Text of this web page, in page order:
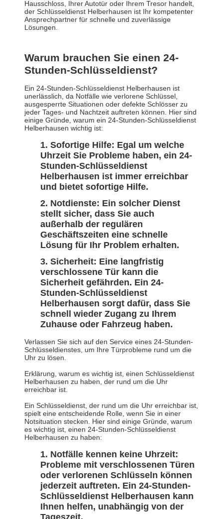
Hausschloss, Ihrer Autotür oder Ihrem Tresor handelt,
der Schlüsseldienst Helberhausen ist Ihr kompetenter
Ansprechpartner für schnelle und zuverlässige
Lösungen.
Warum brauchen Sie einen 24-
Stunden-Schlüsseldienst?
Ein 24-Stunden-Schlüsseldienst Helberhausen ist
unerlässlich, da Notfälle wie verlorene Schlüssel,
ausgesperrte Situationen oder defekte Schlösser zu
jeder Tages- und Nachtzeit auftreten können. Hier sind
einige Gründe, warum ein 24-Stunden-Schlüsseldienst
Helberhausen wichtig ist:
Sofortige Hilfe: Egal um welche
Uhrzeit Sie Probleme haben, ein 24-
Stunden-Schlüsseldienst
Helberhausen ist immer erreichbar
und bietet sofortige Hilfe.
Notdienste: Ein solcher Dienst
stellt sicher, dass Sie auch
außerhalb der regulären
Geschäftszeiten eine schnelle
Lösung für Ihr Problem erhalten.
Sicherheit: Eine langfristig
verschlossene Tür kann die
Sicherheit gefährden. Ein 24-
Stunden-Schlüsseldienst
Helberhausen sorgt dafür, dass Sie
schnell wieder Zugang zu Ihrem
Zuhause oder Fahrzeug haben.
Verlassen Sie sich auf den Service eines 24-Stunden-
Schlüsseldienstes, um Ihre Türprobleme rund um die
Uhr zu lösen.
Erklärung, warum es wichtig ist, einen Schlüsseldienst
Helberhausen zu haben, der rund um die Uhr
erreichbar ist.
Ein Schlüsseldienst, der rund um die Uhr erreichbar ist,
spielt eine entscheidende Rolle, wenn Sie in einer
Notsituation stecken. Hier sind einige Gründe, warum
es wichtig ist, einen 24-Stunden-Schlüsseldienst
Helberhausen zu haben:
Notfälle kennen keine Uhrzeit:
Probleme mit verschlossenen Türen
oder verlorenen Schlüsseln können
jederzeit auftreten. Ein 24-Stunden-
Schlüsseldienst Helberhausen kann
Ihnen helfen, unabhängig von der